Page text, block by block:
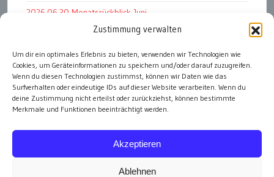
Zustimmung verwalten
Um dir ein optimales Erlebnis zu bieten, verwenden wir Technologien wie
Cookies, um Geräteinformationen zu speichern und/oder darauf zuzugreifen.
Wenn du diesen Technologien zustimmst, können wir Daten wie das
Surfverhalten oder eindeutige IDs auf dieser Website verarbeiten. Wenn du
deine Zustimmung nicht erteilst oder zurückziehst, können bestimmte
Merkmale und Funktionen beeinträchtigt werden.
Akzeptieren
Ablehnen
2026.06.30 Monatsrückblick Juni
2026.07.11 Worauf es letztlich ankommt
2026.07.01 Markenwert Studie 2026
2026.07.07 Open Space im Weltmuseum
alle Events